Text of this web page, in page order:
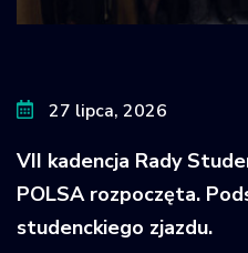
27 lipca, 2026
VII kadencja Rady
POLSA rozpoczęta.
studenckiego zjazdu.